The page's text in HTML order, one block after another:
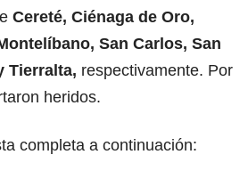
Cereté, Ciénaga de Oro,
San Carlos, San
Tierralta, respectivamente. Por
heridos.
completa a continuación: